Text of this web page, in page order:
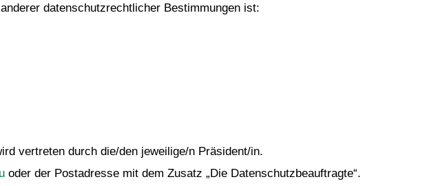
datenschutzrechtlicher Bestimmungen ist:
vertreten durch die/den jeweilige/n Präsident/in.
oder der Postadresse mit dem Zusatz „Die Datenschutzbeauftragte“.